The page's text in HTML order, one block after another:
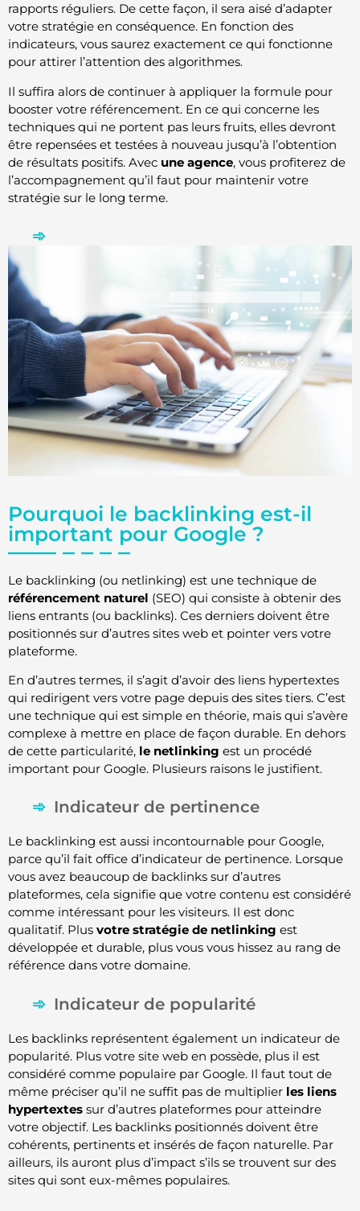
rapports réguliers. De cette façon, il sera aisé d’adapter
votre stratégie en conséquence. En fonction des
indicateurs, vous saurez exactement ce qui fonctionne
pour attirer l’attention des algorithmes.
Il suffira alors de continuer à appliquer la formule pour
booster votre référencement. En ce qui concerne les
techniques qui ne portent pas leurs fruits, elles devront
être repensées et testées à nouveau jusqu’à l’obtention
de résultats positifs. Avec une agence, vous profiterez de
l’accompagnement qu’il faut pour maintenir votre
stratégie sur le long terme.
Pourquoi le backlinking est-il
important pour Google ?
Le backlinking (ou netlinking) est une technique de
référencement naturel (SEO) qui consiste à obtenir des
liens entrants (ou backlinks). Ces derniers doivent être
positionnés sur d’autres sites web et pointer vers votre
plateforme.
En d’autres termes, il s’agit d’avoir des liens hypertextes
qui redirigent vers votre page depuis des sites tiers. C’est
une technique qui est simple en théorie, mais qui s’avère
complexe à mettre en place de façon durable. En dehors
de cette particularité, le netlinking est un procédé
important pour Google. Plusieurs raisons le justifient.
Indicateur de pertinence
Le backlinking est aussi incontournable pour Google,
parce qu’il fait office d’indicateur de pertinence. Lorsque
vous avez beaucoup de backlinks sur d’autres
plateformes, cela signifie que votre contenu est considéré
comme intéressant pour les visiteurs. Il est donc
qualitatif. Plus votre stratégie de netlinking est
développée et durable, plus vous vous hissez au rang de
référence dans votre domaine.
Indicateur de popularité
Les backlinks représentent également un indicateur de
popularité. Plus votre site web en possède, plus il est
considéré comme populaire par Google. Il faut tout de
même préciser qu’il ne suffit pas de multiplier les liens
hypertextes sur d’autres plateformes pour atteindre
votre objectif. Les backlinks positionnés doivent être
cohérents, pertinents et insérés de façon naturelle. Par
ailleurs, ils auront plus d’impact s’ils se trouvent sur des
sites qui sont eux-mêmes populaires.